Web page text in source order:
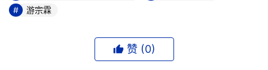
直接的问题就是资源浪费。有调查报告提供的数据显示，数
的复杂度最后也将转化为企业的运营成本。存储系统只能被
动地跟着应用跑，效率很低下。 于是软件定义存储跟超融
游宗霖
赞 (0)